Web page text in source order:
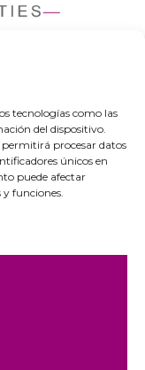
tecnologías como las
del dispositivo.
procesar datos
únicos en
puede afectar
funciones.